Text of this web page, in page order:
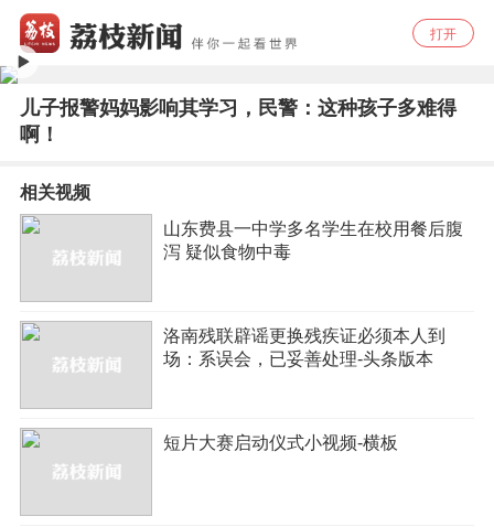
打开
儿子报警妈妈影响其学习，民警：这种孩子多难得
啊！
相关视频
山东费县一中学多名学生在校用餐后腹
泻 疑似食物中毒
洛南残联辟谣更换残疾证必须本人到
场：系误会，已妥善处理-头条版本
短片大赛启动仪式小视频-横板